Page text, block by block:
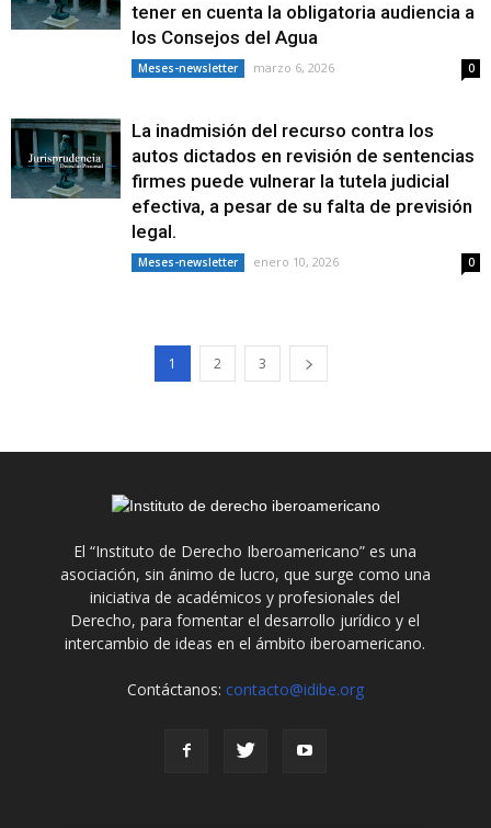
tener en cuenta la obligatoria audiencia a
los Consejos del Agua
Meses-newsletter marzo 6, 2026 0
La inadmisión del recurso contra los
autos dictados en revisión de sentencias
firmes puede vulnerar la tutela judicial
efectiva, a pesar de su falta de previsión
legal.
Meses-newsletter enero 10, 2026 0
1 2 3
El “Instituto de Derecho Iberoamericano” es una
asociación, sin ánimo de lucro, que surge como una
iniciativa de académicos y profesionales del
Derecho, para fomentar el desarrollo jurídico y el
intercambio de ideas en el ámbito iberoamericano.
Contáctanos: contacto@idibe.org